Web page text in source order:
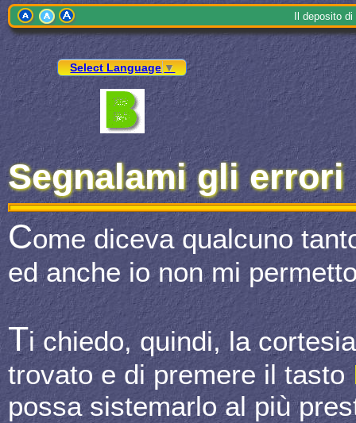
deposito di
Select Language▼
Segnalami gli errori
Come diceva qualcuno
ed anche io non mi
Ti chiedo, quindi, la
trovato e di premere il tasto
possa sistemarlo al più